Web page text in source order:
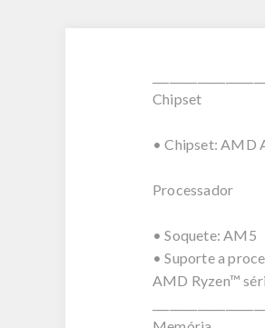
Chipset
• Chipset: AMD
Processador
• Soquete: AM5
• Suporte a
AMD Ryzen™